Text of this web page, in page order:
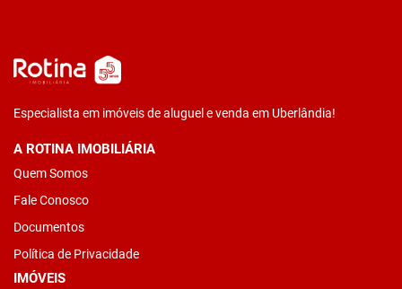
Especialista em imóveis de aluguel e venda em Uberlândia!
A ROTINA IMOBILIÁRIA
Quem Somos
Fale Conosco
Documentos
Política de Privacidade
IMÓVEIS